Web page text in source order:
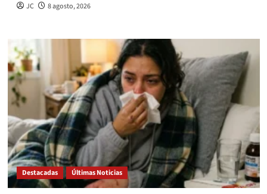
JC 8 agosto, 2026
Destacadas Últimas Noticias